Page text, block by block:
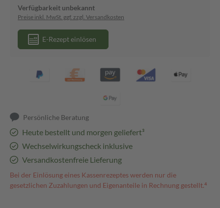
Verfügbarkeit unbekannt
Preise inkl. MwSt. ggf. zzgl. Versandkosten
E-Rezept einlösen
Persönliche Beratung
Heute bestellt und morgen geliefert³
Wechselwirkungscheck inklusive
Versandkostenfreie Lieferung
Bei der Einlösung eines Kassenrezeptes werden nur die
gesetzlichen Zuzahlungen und Eigenanteile in Rechnung gestellt.⁴